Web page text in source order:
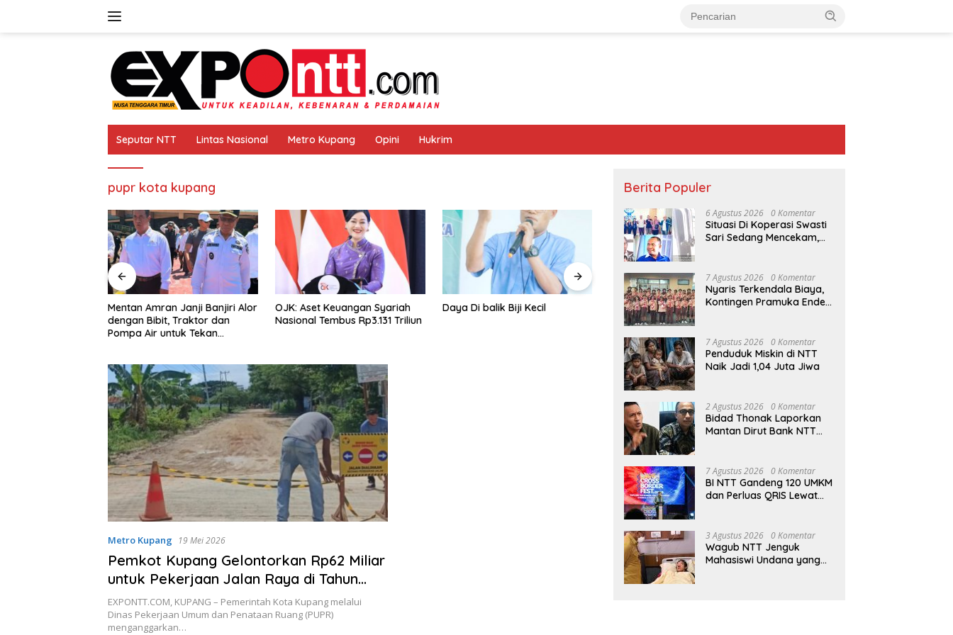
Seputar NTT Lintas Nasional Metro Kupang Opini Hukrim
pupr kota kupang
Mentan Amran Janji Banjiri Alor
dengan Bibit, Traktor dan
Pompa Air untuk Tekan
OJK: Aset Keuangan Syariah
Nasional Tembus Rp3.131 Triliun
Daya Di balik Biji Kecil
Muskot PBVSI Kota Kupang
Stadion Oepoi Bergemuruh
oleh Pujian, Ribuan Jemaat
Philip Mantofa
Metro Kupang 19 Mei 2026
Pemkot Kupang Gelontorkan Rp62 Miliar
untuk Pekerjaan Jalan Raya di Tahun
2026
EXPONTT.COM, KUPANG – Pemerintah Kota Kupang melalui
Dinas Pekerjaan Umum dan Penataan Ruang (PUPR)
menganggarkan…
Berita Populer
6 Agustus 2026 0 Komentar
Situasi Di Koperasi Swasti
Sari Sedang Mencekam,
7 Agustus 2026 0 Komentar
Nyaris Terkendala Biaya,
Kontingen Pramuka Ende
Jakarta
7 Agustus 2026 0 Komentar
Penduduk Miskin di NTT
Naik Jadi 1,04 Juta Jiwa
2 Agustus 2026 0 Komentar
Bidad Thonak Laporkan
Mantan Dirut Bank NTT
7 Agustus 2026 0 Komentar
BI NTT Gandeng 120 UMKM
dan Perluas QRIS Lewat
3 Agustus 2026 0 Komentar
Wagub NTT Jenguk
Mahasiswi Undana yang